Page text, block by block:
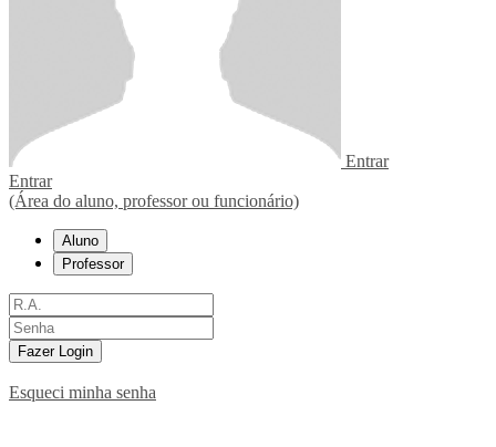
Entrar
Entrar
(Área do aluno, professor ou funcionário)
Aluno
Professor
Fazer Login
Esqueci minha senha